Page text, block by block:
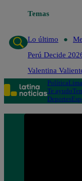
Temas
Lo último
Perú Decide
Valentina
PolíticaLima
Te ayudo
Deportes